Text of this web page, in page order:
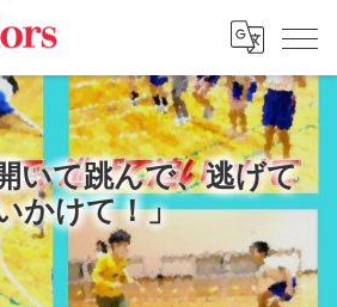
いて跳んで、逃げて
かけて！」